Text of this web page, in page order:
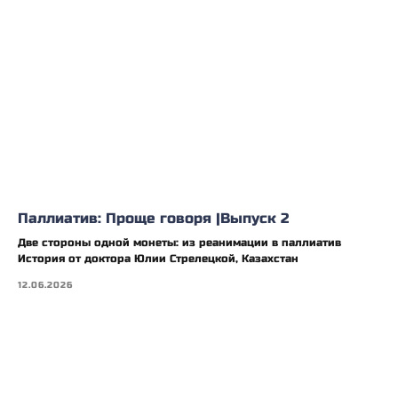
Паллиатив: Проще говоря |Выпуск 2
Две стороны одной монеты: из реанимации в паллиатив
История от доктора Юлии Стрелецкой, Казахстан
12.06.2026